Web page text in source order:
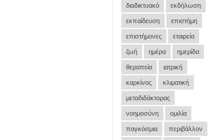
διαδικτυακό εκδήλωση
εκπαίδευση επιστήμη
επιστήμονες εταιρεία
ζωή ημέρα ημερίδα
θεραπεία ιατρική
καρκίνος κλιματική
μεταδιδάκτορας
νοημοσύνη ομιλία
παγκόσμια περιβάλλον